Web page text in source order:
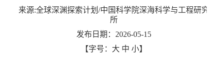
来源:全球深渊探索计划/中国科学院深海科学与工程研究
所
发布日期：2026-05-15
【字号： 大 中 小】